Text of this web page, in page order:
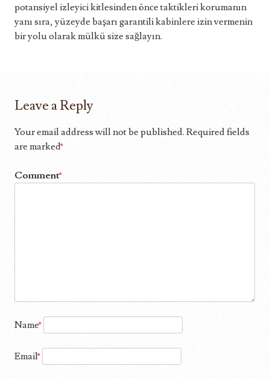
potansiyel izleyici kitlesinden önce taktikleri korumanın
yanı sıra, yüzeyde başarı garantili kabinlere izin vermenin
bir yolu olarak mülkü size sağlayın.
Leave a Reply
Your email address will not be published. Required fields
are marked*
Comment*
Name*
Email*